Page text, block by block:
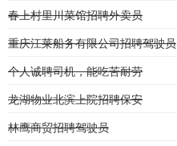
春上村里川菜馆招聘外卖员
重庆江莱船务有限公司招聘驾驶员
个人诚聘司机，能吃苦耐劳
龙湖物业北滨上院招聘保安
林鹰商贸招聘驾驶员